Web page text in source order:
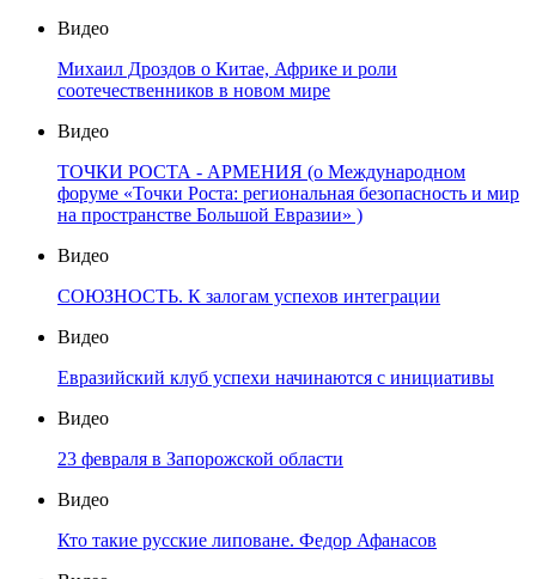
Видео
Михаил Дроздов о Китае, Африке и роли
соотечественников в новом мире
Видео
ТОЧКИ РОСТА - АРМЕНИЯ (о Международном
форуме «Точки Роста: региональная безопасность и мир
на пространстве Большой Евразии» )
Видео
СОЮЗНОСТЬ. К залогам успехов интеграции
Видео
Евразийский клуб успехи начинаются с инициативы
Видео
23 февраля в Запорожской области
Видео
Кто такие русские липоване. Федор Афанасов